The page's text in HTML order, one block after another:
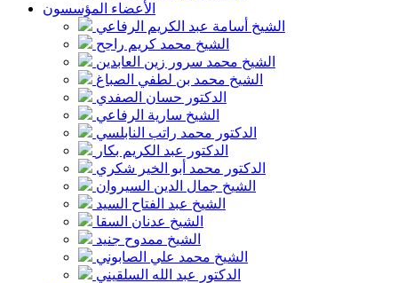
الأعضاء المؤسسون
الشيخ أسامة عبد الكريم الرفاعي
الشيخ محمد كريم راجح
الشيخ محمد سرور زين العابدين
الشيخ محمد بن لطفي الصباغ
الدكتور حسان الصفدي
الشيخ سارية الرفاعي
الدكتور محمد راتب النابلسي
الدكتور عبد الكريم بكار
الدكتور محمد أبو الخير شكري
الشيخ جمال الدين السيروان
الشيخ عبد الفتاح السيد
الشيخ عدنان السقا
الشيخ ممدوح جنيد
الشيخ محمد علي الصابوني
الدكتور عبد الله السلقيني